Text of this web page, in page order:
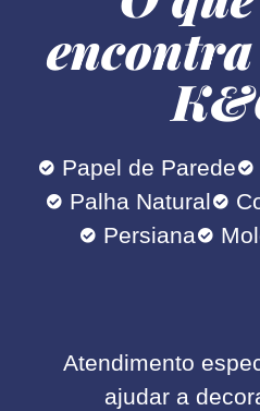
Papel de Parede
Palha Natural
Persiana
Atendimento
ajudar a